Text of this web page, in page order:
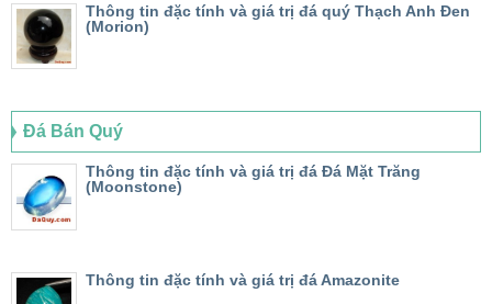
Thông tin đặc tính và giá trị đá quý Thạch Anh Đen
(Morion)
Đá Bán Quý
Thông tin đặc tính và giá trị đá Đá Mặt Trăng
(Moonstone)
Thông tin đặc tính và giá trị đá Amazonite